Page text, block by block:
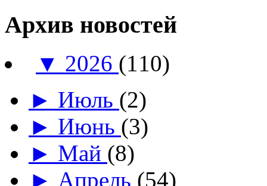
Архив новостей
▼ 2026 (110)
► Июль (2)
► Июнь (3)
► Май (8)
► Апрель (54)